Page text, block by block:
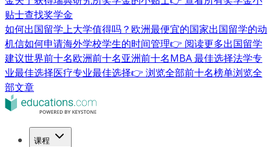
贴士查找奖学金
如何出国留学上大学值得吗？ 欧洲最便宜的国家出国留学的动
机信如何申请海外学校学生的时间管理👉 阅读更多出国留学
建议世界前十名欧洲前十名亚洲前十名MBA 最佳选择法学专
业最佳选择医疗专业最佳选择👉 浏览全部前十名榜单浏览全
部文章
课程